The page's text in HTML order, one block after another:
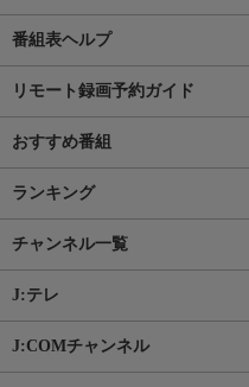
番組表ヘルプ
リモート録画予約ガイド
おすすめ番組
ランキング
チャンネル一覧
J:テレ
J:COMチャンネル